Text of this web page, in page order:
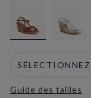
Guide des tailles